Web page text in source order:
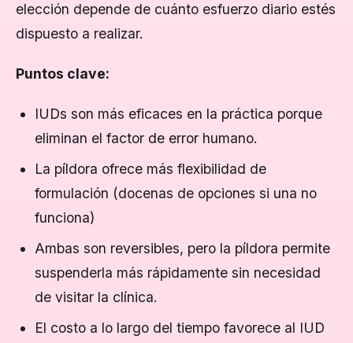
elección depende de cuánto esfuerzo diario estés
dispuesto a realizar.
Puntos clave:
IUDs son más eficaces en la práctica porque
eliminan el factor de error humano.
La píldora ofrece más flexibilidad de
formulación (docenas de opciones si una no
funciona)
Ambas son reversibles, pero la píldora permite
suspenderla más rápidamente sin necesidad
de visitar la clínica.
El costo a lo largo del tiempo favorece al IUD